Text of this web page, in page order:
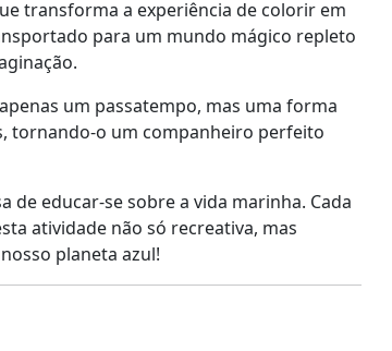
transforma a experiência de colorir em
para um mundo mágico repleto
um passatempo, mas uma forma
tornando-o um companheiro perfeito
educar-se sobre a vida marinha. Cada
atividade não só recreativa, mas
planeta azul!